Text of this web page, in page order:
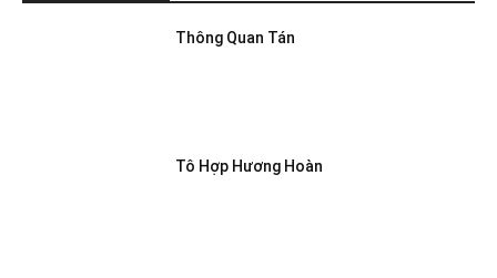
Thông Quan Tán
Tô Hợp Hương Hoàn